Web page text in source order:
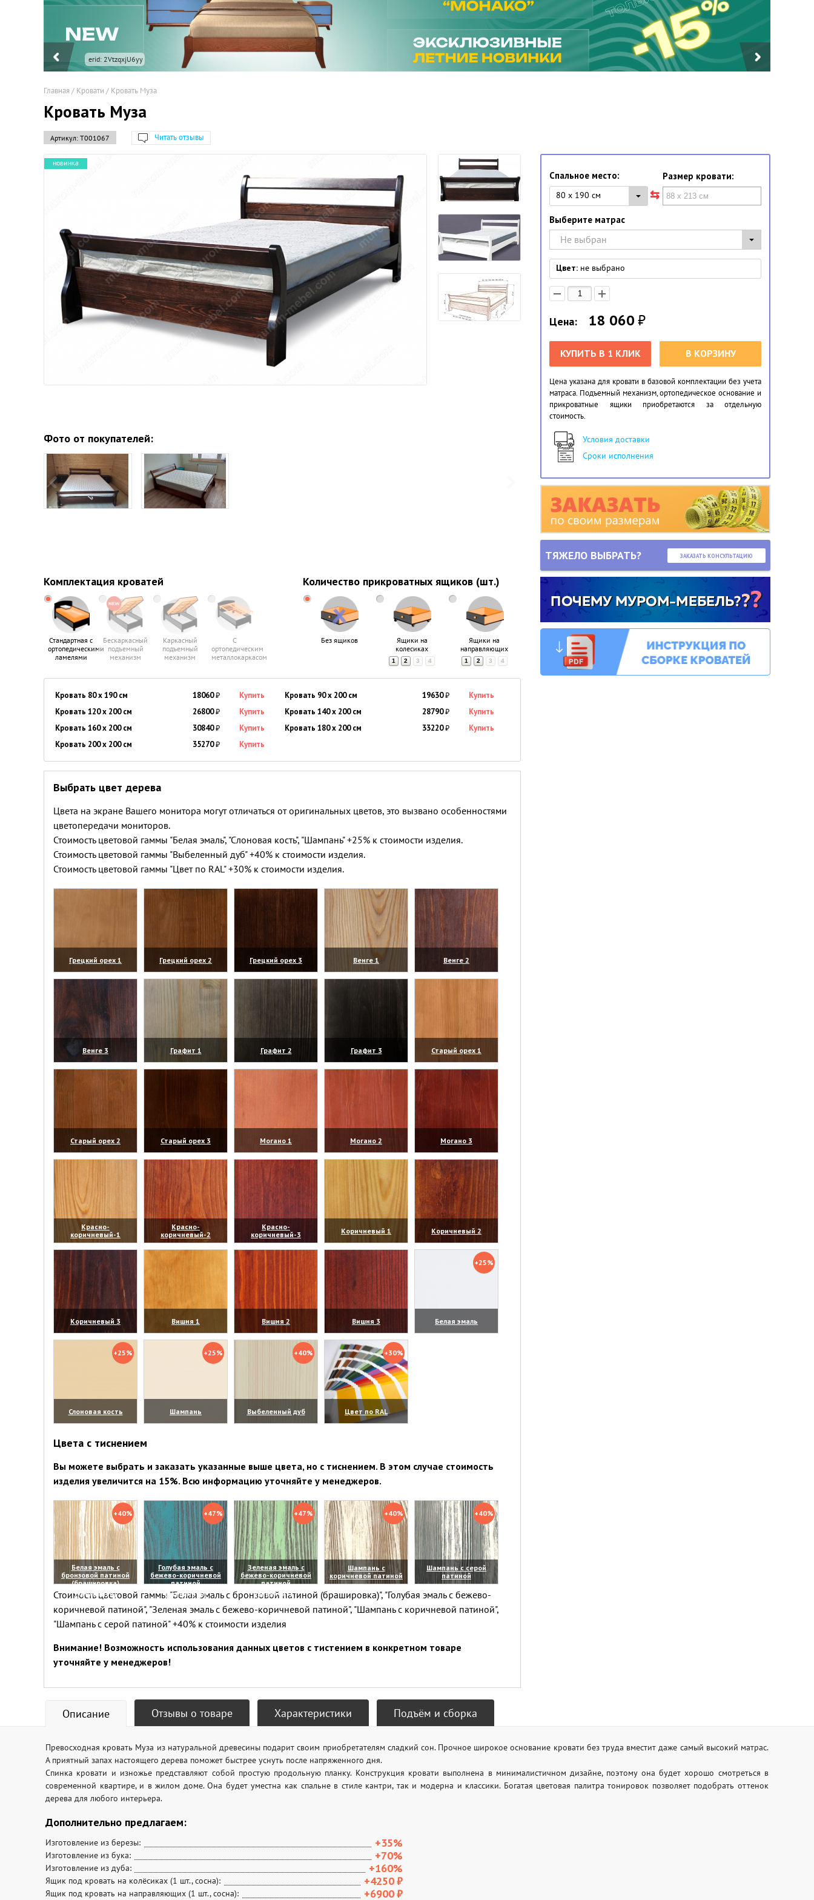
erid: 2VtzqxjU6yy
Главная/ Кровати / Кровать Муза
Кровать Муза
Артикул: Т001067 Читать отзывы
новинка
Фото от покупателей:
Спальное место:
80 x 190 см
Размер кровати:
Выберите матрас
Не выбран
Цвет: не выбрано
Цена: 18 060₽
КУПИТЬ В 1 КЛИК В КОРЗИНУ
Цена указана для кровати в базовой комплектации без учета
матраса. Подъемный механизм, ортопедическое основание и
прикроватные ящики приобретаются за отдельную
стоимость.
Условия доставки
Сроки исполнения
ТЯЖЕЛО ВЫБРАТЬ? ЗАКАЗАТЬ КОНСУЛЬТАЦИЮ
Комплектация кроватей
Стандартная с
ортопедическими
ламелями
Бескаркасный
подъемный
механизм
Каркасный
подъемный
механизм
С
ортопедическим
металлокаркасом
Количество прикроватных ящиков (шт.)
Без ящиков
Ящики на
колесиках
1 2 3 4
Ящики на
направляющих
1 2 3 4
Кровать 80 x 190 см 18060₽ Купить Кровать 90 x 200 см 19630₽
Купить
Кровать 120 x 200 см
26800₽ Купить Кровать 140 x 200 см 28790₽
Купить
Кровать 160 x 200 см
30840₽ Купить Кровать 180 x 200 см 33220₽
Купить
Кровать 200 x 200 см
35270₽ Купить
Выбрать цвет дерева
Цвета на экране Вашего монитора могут отличаться от оригинальных цветов, это вызвано особенностями
цветопередачи мониторов.
Стоимость цветовой гаммы "Белая эмаль", "Слоновая кость", "Шампань" +25% к стоимости изделия.
Стоимость цветовой гаммы "Выбеленный дуб" +40% к стоимости изделия.
Стоимость цветовой гаммы "Цвет по RAL" +30% к стоимости изделия.
Грецкий орех 1
(увеличить)
Грецкий орех 2
(увеличить)
Грецкий орех 3
(увеличить)
Венге 1
(увеличить)
Венге 2
(увеличить)
Венге 3
(увеличить)
Графит 1
(увеличить)
Графит 2
(увеличить)
Графит 3
(увеличить)
Старый орех 1
(увеличить)
Старый орех 2
(увеличить)
Старый орех 3
(увеличить)
Могано 1
(увеличить)
Могано 2
(увеличить)
Могано 3
(увеличить)
Красно-
коричневый-1
(увеличить)
Красно-
коричневый-2
(увеличить)
Красно-
коричневый-3
(увеличить)
Коричневый 1
(увеличить)
Коричневый 2
(увеличить)
Коричневый 3
(увеличить)
Вишня 1
(увеличить)
Вишня 2
(увеличить)
Вишня 3
(увеличить)
+25%
Белая эмаль
(увеличить)
+25%
Слоновая кость
(увеличить)
+25%
Шампань
(увеличить)
+40%
Выбеленный дуб
(увеличить)
+30%
Цвет по RAL
(увеличить)
Цвета с тиснением
Вы можете выбрать и заказать указанные выше цвета, но с тиснением. В этом случае стоимость
изделия увеличится на 15%. Всю информацию уточняйте у менеджеров.
+40%
Белая эмаль с
бронзовой патиной
(брашировка)
(увеличить)
+47%
Голубая эмаль с
бежево-коричневой
патиной
(увеличить)
+47%
Зеленая эмаль с
бежево-коричневой
патиной
(увеличить)
+40%
Шампань с
коричневой патиной
(увеличить)
+40%
Шампань с серой
патиной
(увеличить)
Стоимость цветовой гаммы "Белая эмаль с бронзовой патиной (брашировка)", "Голубая эмаль с бежево-
коричневой патиной", "Зеленая эмаль с бежево-коричневой патиной", "Шампань с коричневой патиной",
"Шампань с серой патиной" +40% к стоимости изделия
Внимание! Возможность использования данных цветов с тистением в конкретном товаре
уточняйте у менеджеров!
Описание Отзывы о товаре Характеристики Подъём и сборка
Превосходная кровать Муза из натуральной древесины подарит своим приобретателям сладкий сон. Прочное широкое основание кровати без труда вместит даже самый высокий матрас.
А приятный запах настоящего дерева поможет быстрее уснуть после напряженного дня.
Спинка кровати и изножье представляют собой простую продольную планку. Конструкция кровати выполнена в минималистичном дизайне, поэтому она будет хорошо смотреться в
современной квартире, и в жилом доме. Она будет уместна как спальне в стиле кантри, так и модерна и классики. Богатая цветовая палитра тонировок позволяет подобрать оттенок
дерева для любого интерьера.
Дополнительно предлагаем:
Изготовление из березы: +35%
Изготовление из бука: +70%
Изготовление из дуба: +160%
Ящик под кровать на колёсиках (1 шт., сосна): +4250₽
Ящик под кровать на направляющих (1 шт., сосна): +6900₽